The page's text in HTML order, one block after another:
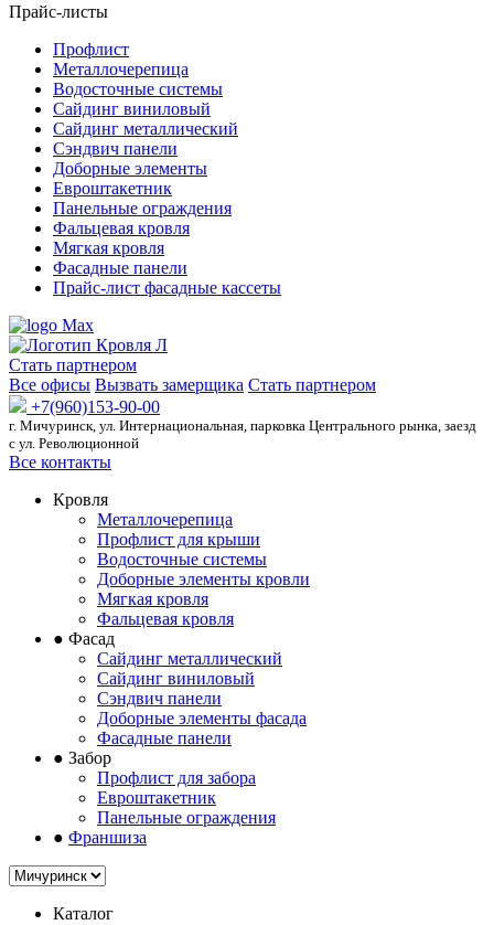
Прайс-листы
Профлист
Металлочерепица
Водосточные системы
Сайдинг виниловый
Сайдинг металлический
Сэндвич панели
Доборные элементы
Евроштакетник
Панельные ограждения
Фальцевая кровля
Мягкая кровля
Фасадные панели
Прайс-лист фасадные кассеты
Стать партнером
Все офисы Вызвать замерщика Стать партнером
+7(960)153-90-00
г. Мичуринск, ул. Интернациональная, парковка Центрального рынка, заезд
с ул. Революционной
Все контакты
Кровля
Металлочерепица
Профлист для крыши
Водосточные системы
Доборные элементы кровли
Мягкая кровля
Фальцевая кровля
● Фасад
Сайдинг металлический
Сайдинг виниловый
Сэндвич панели
Доборные элементы фасада
Фасадные панели
● Забор
Профлист для забора
Евроштакетник
Панельные ограждения
● Франшиза
Каталог